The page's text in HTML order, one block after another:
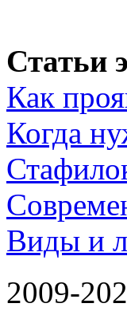
Статьи
Как
Когда
Виды и
2009-